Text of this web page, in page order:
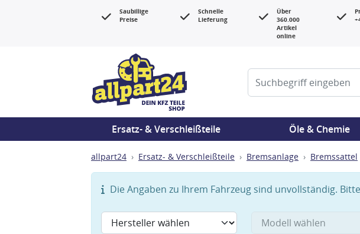
Saubillige
Preise
Schnelle
Lieferung
Über
360.000
Artikel
online
Ersatz- & Verschleißteile Öle & Chemie
allpart24 Ersatz- & Verschleißteile Bremsanlage Bremssattel
Die Angaben zu Ihrem Fahrzeug sind unvollständig.